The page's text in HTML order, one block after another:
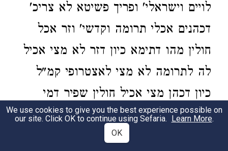
לויים וישראלי' ופריך פשיטא לא צריכ'
דכהנים אכלי תרומה וקדשי' וזר אכל
חולין מהו דתימא כיון דזר לא מצי אכיל
לה לתרומה לא מצי לאצטרופי קמ"ל
כיון דכהן מצי אכיל חולין שפיר דמי
משמע דג' בני אדם שמודרי' הנאה זה
We use cookies to give you the best experience possible on
our site. Click OK to continue using Sefaria. Learn More.
OK